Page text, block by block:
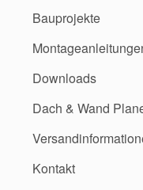
Bauprojekte
Downloads
Dach & Wand
Kontakt